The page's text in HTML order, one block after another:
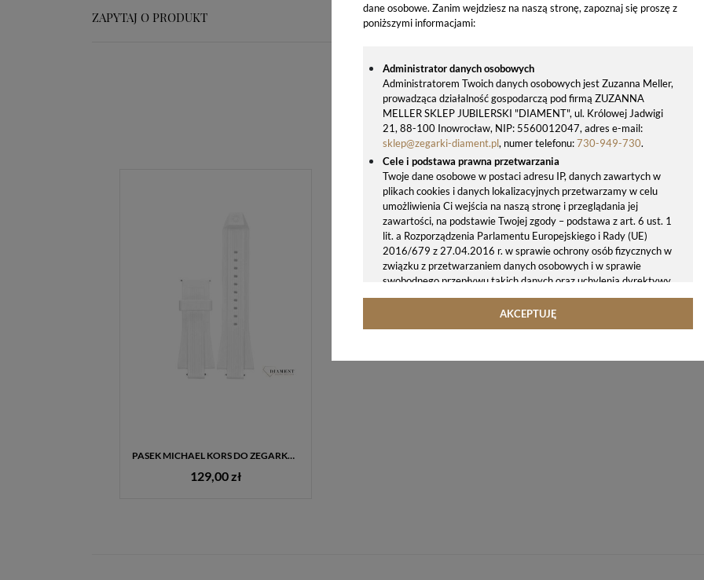
dane osobowe. Zanim wejdziesz na naszą stronę, zapoznaj się proszę z
poniższymi informacjami:
Administrator danych osobowych
Administratorem Twoich danych osobowych jest Zuzanna Meller,
prowadząca działalność gospodarczą pod firmą ZUZANNA
MELLER SKLEP JUBILERSKI "DIAMENT", ul. Królowej Jadwigi
21, 88-100 Inowrocław, NIP: 5560012047, adres e-mail:
sklep@zegarki-diament.pl, numer telefonu:730-949-730.
Cele i podstawa prawna przetwarzania
Twoje dane osobowe w postaci adresu IP, danych zawartych w
plikach cookies i danych lokalizacyjnych przetwarzamy w celu
umożliwienia Ci wejścia na naszą stronę i przeglądania jej
zawartości, na podstawie Twojej zgody – podstawa z art. 6 ust. 1
lit. a Rozporządzenia Parlamentu Europejskiego i Rady (UE)
2016/679 z 27.04.2016 r. w sprawie ochrony osób fizycznych w
związku z przetwarzaniem danych osobowych i w sprawie
swobodnego przepływu takich danych oraz uchylenia dyrektywy
95/46/WE (ogólne rozporządzenie o ochronie danych, tj. RODO).
Twoje dane osobowe możemy udostępniać hostingodawcy. Takie
zgodnie z naszymi poleceniami. Przekazujemy Twoje dane poza
AKCEPTUJĘ
ZAPYTAJ O PRODUKT
OSTATNIO OGLĄDANE PRODUKTY
PASEK MICHAEL KORS DO ZEGARKA MICHAEL KORS ACCESS DYLAN 28 MM MKT9011
129,00 zł